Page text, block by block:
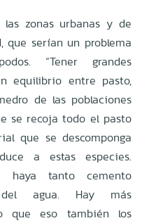
zonas urbanas y de
que serían un problema
“Tener grandes
equilibrio entre pasto,
de las poblaciones
se recoja todo el pasto
que se descomponga
a estas especies.
tanto cemento
agua. Hay más
que eso también los